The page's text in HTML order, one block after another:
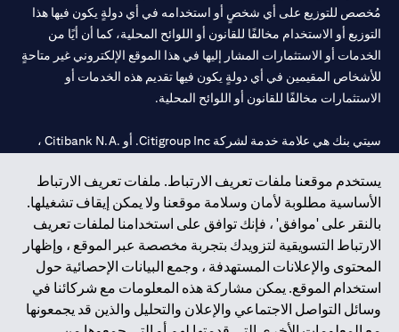
يستخدم موقعنا ملفات تعريف الارتباط. ملفات تعريف الارتباط
الأساسية مطلوبة لأمان وسلامة موقعنا ولا يمكن إيقاف تشغيلها.
بالنقر على 'موافق' ، فإنك توافق على استخدامنا لملفات تعريف
الارتباط التسويقية لتزويدك بتجربة مخصصة عبر الموقع ، وإظهار
المحتوى والإعلانات المستهدفة ، وجمع البيانات الإحصائية حول
استخدام الموقع. يمكن مشاركة هذه المعلومات مع شركائنا في
وسائل التواصل الاجتماعي والإعلان والتحليل والذين قد يجمعونها
مُخصص للتوزيع على أي شخصٍ أو استخدامه في أي دولةٍ يكون فيها هذا
التوزيع أو الاستخدام مخالفًا للقانون أو اللوائح المحلية، كما أن أيًا من
الخدمات أو الاستثمارات المشار إليها في هذا الموقع الإلكتروني غير متاحةٍ
للأشخاص المقيمين في أي دولةٍ يكون فيها تقديم هذه الخدمات أو
الاستثمارات مخالفًا للقانون أو اللوائح المحلية.
سيتي بنك هي علامة خدمة لشركة Citigroup Inc. أو .Citibank N.A ،
سيتي بنك إن. إيه. الإمارات مسجل لدى مصرف الإمارات المركزي تحت
أرقام التراخيص 202563 لفرع الوصل في دبي، 531989 لفرع مول
الإمارات في دبي، و CN-1002019 لفرع أبوظبي. هاتف: 4000 311 04.
فرع سيتي بنك إن إيه - الإمارات العربية المتحدة مرخص من مصرف
الإمارات العربية المتحدة المركزي كفرع لبنك أجنبي.
سيتي بنك إن إيه الإمارات العربية المتحدة مرخص من هيئة الأوراق المالية